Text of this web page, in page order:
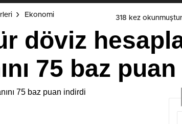
Ekonomi 318 kez okunmuştur
döviz
75 baz